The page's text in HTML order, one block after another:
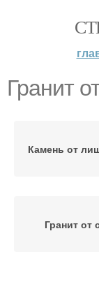
Гранит
Камень от
Гранит от